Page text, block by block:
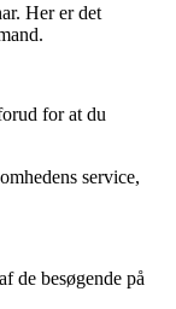
Her er det
for at du
service,
de besøgende på